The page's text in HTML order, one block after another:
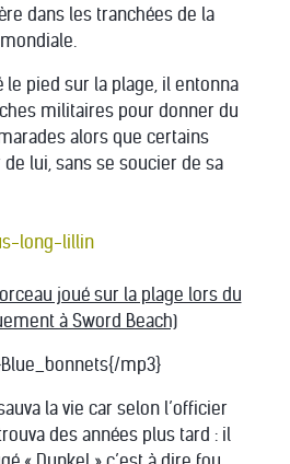
dans les tranchées de la
le pied sur la plage, il entonna
militaires pour donner du
alors que certains
lui, sans se soucier de sa
joué sur la plage lors du
à Sword Beach)
mp3}
la vie car selon l’officier
des années plus tard : il